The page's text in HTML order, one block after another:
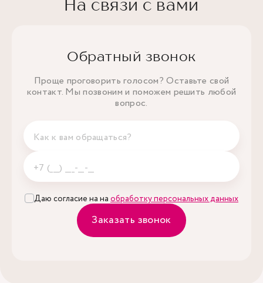
На связи с вами
Обратный звонок
Проще проговорить голосом? Оставьте свой
контакт. Мы позвоним и поможем решить любой
вопрос.
Даю согласие на на обработку персональных данных
Заказать звонок